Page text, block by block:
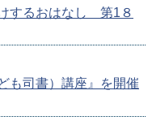
するおはなし 第1８
も司書）講座』を開催